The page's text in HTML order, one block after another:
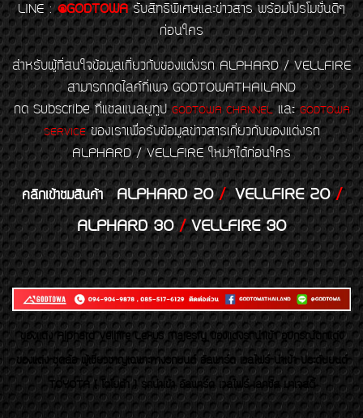
LINE : @GODTOWA รับสิทธิพิเศษและข่าวสาร พร้อมโปรโมชั่นดีๆ
ก่อนใคร
สำหรับผู้ที่สนใจข้อมูลเกี่ยวกับของแต่งรถ ALPHARD / VELLFIRE
สามารถกดไลค์ที่เพจ GODTOWATHAILAND
กด Subscribe ที่แชลแนลยูทูป GODTOWA CHANNELและGODTOWA
SERVICEของเราเพื่อรับข้อมูลข่าวสารเกี่ยวกับของแต่งรถ
ALPHARD / VELLFIRE ใหม่ๆได้ก่อนใคร
คลิกเข้าชมสินค้า ALPHARD 20/VELLFIRE 20/
ALPHARD 30/VELLFIRE 30
ของเเต่ง Alphard Vellfire Lexus Majesty ของเเต่งรถนำเข้า อุปกรณ์ตกแต่ง
ของแต่ง ชุดล้อ ผู้เชี่ยวชาญเฉพาะทางรถยนต์ อัลพาร์ด เวลไฟร์ นำเข้า ประดับยนต์
TOYOTA ( โตโยต้า ) รถนำเข้า อัลพาร์ด เวลไฟร์ เลกซัส มาเจสตี้